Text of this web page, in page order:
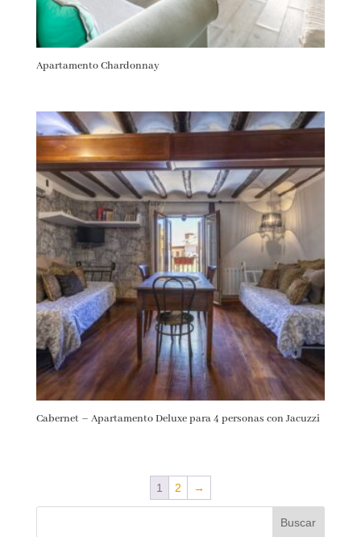
Apartamento Chardonnay
Cabernet – Apartamento Deluxe para 4 personas con Jacuzzi
1 2 →